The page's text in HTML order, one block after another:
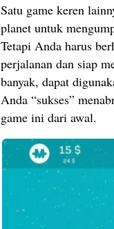
Satu game keren
planet untuk
Tetapi Anda harus
perjalanan dan siap
banyak, dapat
Anda “sukses”
game ini dari awal.